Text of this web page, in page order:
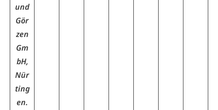
und
Gör
zen
Gm
bH,
Nür
ting
en.